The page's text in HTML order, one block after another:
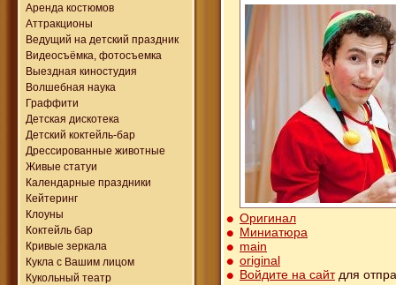
Аренда костюмов
Аттракционы
Ведущий на детский праздник
Видеосъёмка, фотосъемка
Выездная киностудия
Волшебная наука
Граффити
Детская дискотека
Детский коктейль-бар
Дрессированные животные
Живые статуи
Календарные праздники
Кейтеринг
Клоуны
Коктейль бар
Кривые зеркала
Кукла с Вашим лицом
Кукольный театр
Оригинал
Миниатюра
main
original
Войдите на сайтдля